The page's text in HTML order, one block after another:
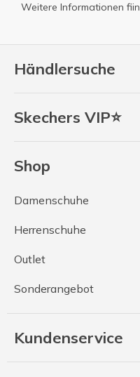
Händlersuche
Skechers VIP⭐
Shop
Damenschuhe
Herrenschuhe
Outlet
Sonderangebot
Kundenservice
Weitere Informationen